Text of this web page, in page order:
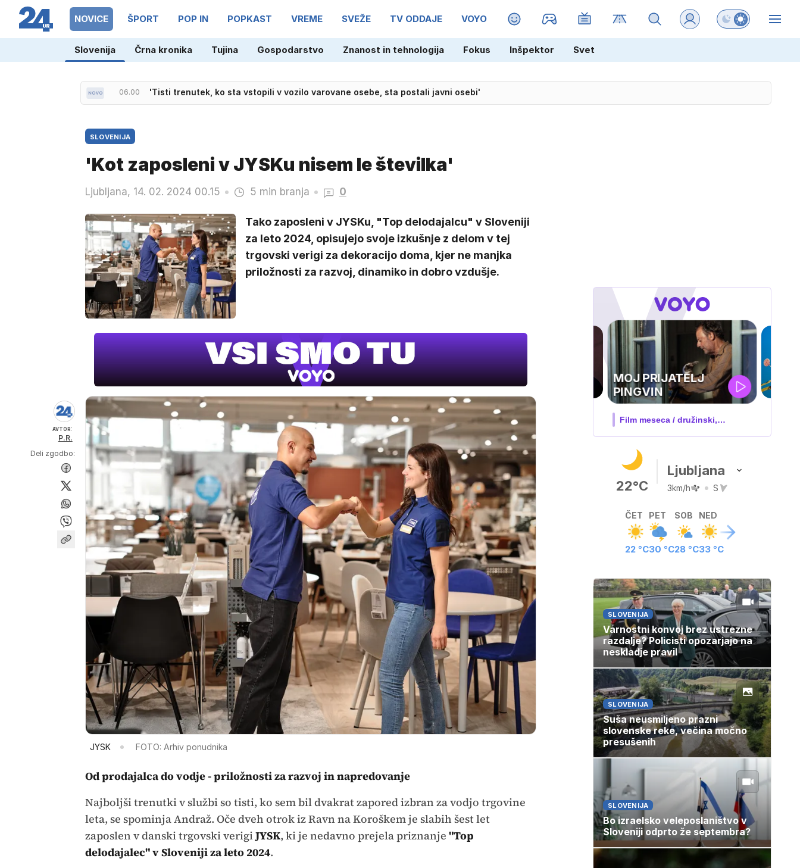
NOVICE ŠPORT POP IN POPKAST VREME SVEŽE TV ODDAJE VOYO MAGAZIN Preklopi barvni
Slovenija Črna kronika Tujina Gospodarstvo Znanost in tehnologija Fokus Inšpektor Svet
SLOVENIJA
'Kot zaposleni v JYSKu nisem le številka'
Ljubljana, 14. 02. 2024 00.15 5 min branja 0
Tako zaposleni v JYSKu, "Top delodajalcu" v Sloveniji
za leto 2024, opisujejo svoje izkušnje z delom v tej
trgovski verigi za dekoracijo doma, kjer ne manjka
priložnosti za razvoj, dinamiko in dobro vzdušje.
AVTOR:
P.R.
Deli zgodbo:
JYSK FOTO: Arhiv ponudnika
Od prodajalca do vodje - priložnosti za razvoj in napredovanje
Najboljši trenutki v službi so tisti, ko sem bil dvakrat zapored izbran za vodjo trgovine
leta, se spominja Andraž. Oče dveh otrok iz Ravn na Koroškem je slabih šest let
zaposlen v danski trgovski verigiJYSK, ki je nedavno prejela priznanje "Top
delodajalec" v Sloveniji za leto 2024.
IQ 160
Nova hrvaška serija
22°C
Ljubljana
3km/h S
ČET
22 °C
PET
30 °C
SOB
28 °C
NED
33 °C
SLOVENIJA
Varnostni konvoj brez ustrezne
razdalje? Policisti opozarjajo na
neskladje pravil
SLOVENIJA
Suša neusmiljeno prazni
slovenske reke, večina močno
presušenih
SLOVENIJA
Bo izraelsko veleposlaništvo v
Sloveniji odprto že septembra?